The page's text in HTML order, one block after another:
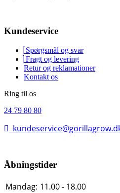
Kundeservice
Spørgsmål og svar
Fragt og levering
Retur og reklamationer
Kontakt os
Ring til os
24 79 80 80
Åbningstider
Mandag: 11.00 - 18.00